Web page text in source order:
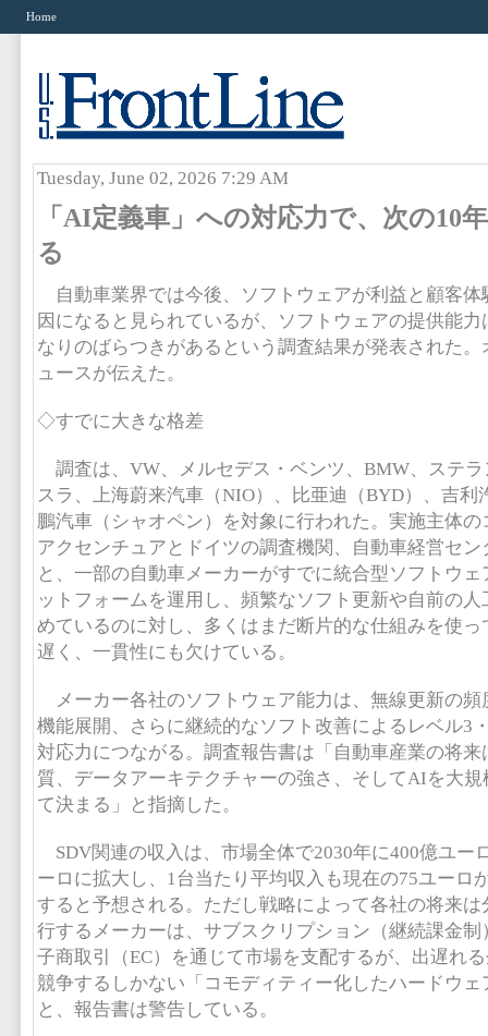
Home
Tuesday, June 02, 2026 7:29 AM
「AI定義車」への対応力で、次の10
る
自動車業界では今後、ソフトウェアが利益と顧客体
因になると見られているが、ソフトウェアの提供能
なりのばらつきがあるという調査結果が発表された
ュースが伝えた。
◇すでに大きな格差
調査は、VW、メルセデス・ベンツ、BMW、ステ
スラ、上海蔚来汽車（NIO）、比亜迪（BYD）、吉利
鵬汽車（シャオペン）を対象に行われた。実施主体
アクセンチュアとドイツの調査機関、自動車経営セ
と、一部の自動車メーカーがすでに統合型ソフトウ
ットフォームを運用し、頻繁なソフト更新や自前の
めているのに対し、多くはまだ断片的な仕組みを使
遅く、一貫性にも欠けている。
メーカー各社のソフトウェア能力は、無線更新の頻
機能展開、さらに継続的なソフト改善によるレベル3
対応力につながる。調査報告書は「自動車産業の将
質、データアーキテクチャーの強さ、そしてAIを大
て決まる」と指摘した。
SDV関連の収入は、市場全体で2030年に400億ユー
ーロに拡大し、1台当たり平均収入も現在の75ユーロ
すると予想される。ただし戦略によって各社の将来は
行するメーカーは、サブスクリプション（継続課金
子商取引（EC）を通じて市場を支配するが、出遅れ
競争するしかない「コモディティー化したハードウ
と、報告書は警告している。